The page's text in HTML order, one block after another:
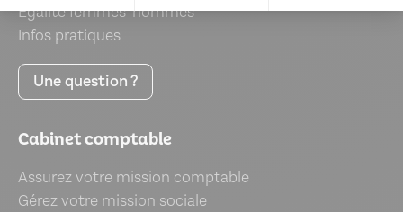
Égalité femmes-hommes
Infos pratiques
Une question ?
Cabinet comptable
Assurez votre mission comptable
Gérez votre mission sociale